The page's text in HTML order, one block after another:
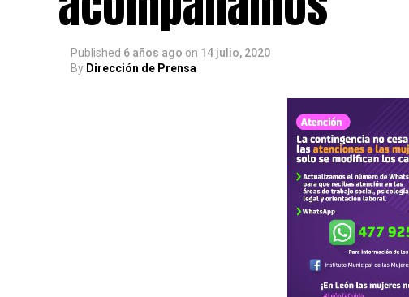
Published 6 años ago on 14 julio, 2020
By Dirección de Prensa